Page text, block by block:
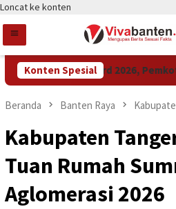
Loncat ke konten
Konten Spesial
Raih LPM Award 2026, Pemkot
Beranda Banten Raya
Kabupaten
Tuan Rumah
Aglomerasi 2026